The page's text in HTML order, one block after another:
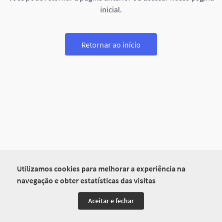
Utilizamos cookies para melhorar a experiência na
navegação e obter estatísticas das visitas
Aceitar e fechar
inicial.
Retornar ao início